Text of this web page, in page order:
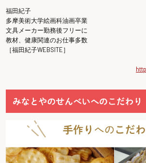
福田紀子
多摩美術大学絵画科油画卒業
文具メーカー勤務後フリーに
教材、健康関連のお仕事多数
［福田紀子WEBSITE］